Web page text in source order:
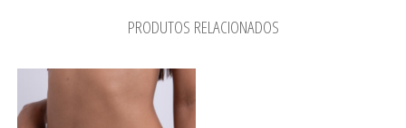
PRODUTOS RELACIONADOS